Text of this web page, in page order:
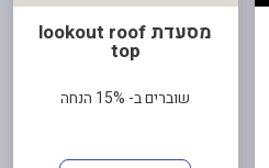
מסעדת lookout roof
top
שוברים ב- 15% הנחה